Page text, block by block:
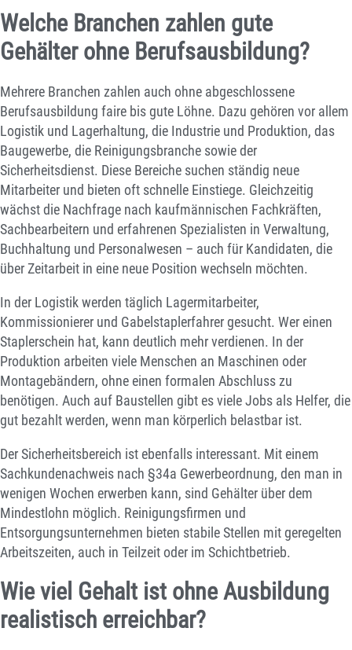
Welche Branchen zahlen gute
Gehälter ohne Berufsausbildung?
Mehrere Branchen zahlen auch ohne abgeschlossene
Berufsausbildung faire bis gute Löhne. Dazu gehören vor allem
Logistik und Lagerhaltung, die Industrie und Produktion, das
Baugewerbe, die Reinigungsbranche sowie der
Sicherheitsdienst. Diese Bereiche suchen ständig neue
Mitarbeiter und bieten oft schnelle Einstiege. Gleichzeitig
wächst die Nachfrage nach kaufmännischen Fachkräften,
Sachbearbeitern und erfahrenen Spezialisten in Verwaltung,
Buchhaltung und Personalwesen – auch für Kandidaten, die
über Zeitarbeit in eine neue Position wechseln möchten.
In der Logistik werden täglich Lagermitarbeiter,
Kommissionierer und Gabelstaplerfahrer gesucht. Wer einen
Staplerschein hat, kann deutlich mehr verdienen. In der
Produktion arbeiten viele Menschen an Maschinen oder
Montagebändern, ohne einen formalen Abschluss zu
benötigen. Auch auf Baustellen gibt es viele Jobs als Helfer, die
gut bezahlt werden, wenn man körperlich belastbar ist.
Der Sicherheitsbereich ist ebenfalls interessant. Mit einem
Sachkundenachweis nach §34a Gewerbeordnung, den man in
wenigen Wochen erwerben kann, sind Gehälter über dem
Mindestlohn möglich. Reinigungsfirmen und
Entsorgungsunternehmen bieten stabile Stellen mit geregelten
Arbeitszeiten, auch in Teilzeit oder im Schichtbetrieb.
Wie viel Gehalt ist ohne Ausbildung
realistisch erreichbar?